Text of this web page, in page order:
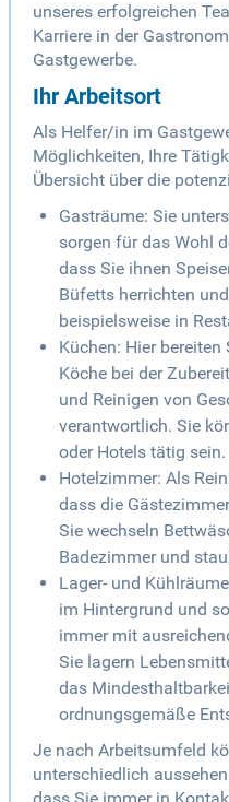
unseres erfolgreichen
Karriere in der
Gastgewerbe.
Ihr Arbeitsort
Als Helfer/in im
Möglichkeiten, Ihre
Übersicht über die
Gasträume: Sie
sorgen für das Wohl
dass Sie ihnen
Büfetts herrichten
beispielsweise in
Küchen: Hier bereiten
Köche bei der
und Reinigen von
verantwortlich. Sie
oder Hotels tätig sein.
Hotelzimmer: Als
dass die
Sie wechseln
Badezimmer und
Lager- und
im Hintergrund und
immer mit
Sie lagern
das
ordnungsgemäße
Je nach Arbeitsumfeld
unterschiedlich